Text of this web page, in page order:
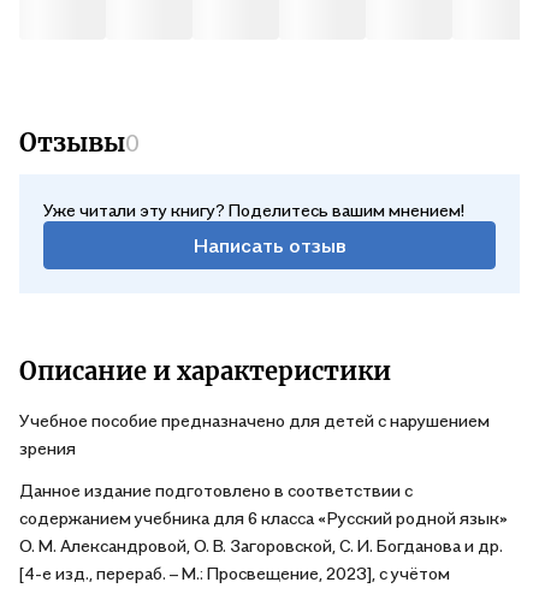
Отзывы0
Уже читали эту книгу? Поделитесь вашим мнением!
Написать отзыв
Описание и характеристики
Учебное пособие предназначено для детей с нарушением
зрения
Данное издание подготовлено в соответствии с
содержанием учебника для 6 класса «Русский родной язык»
О. М. Александровой, О. В. Загоровской, С. И. Богданова и др.
[4-е изд., перераб. – М.: Просвещение, 2023], с учётом